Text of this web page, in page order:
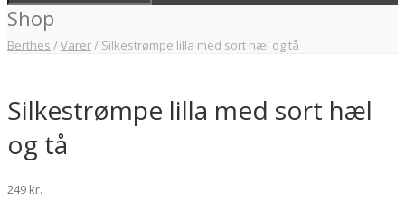
Shop
Berthes /Varer/ Silkestrømpe lilla med sort hæl og tå
Silkestrømpe lilla med sort hæl
og tå
249 kr.